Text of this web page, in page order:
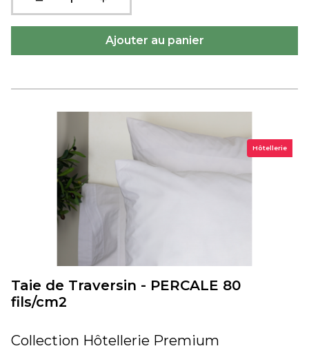
Hôtellerie
Taie de Traversin - PERCALE 80
fils/cm2
Collection Hôtellerie Premium